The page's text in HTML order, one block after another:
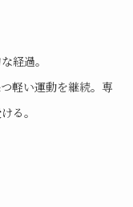
経過。
軽い運動を継続。専
る。